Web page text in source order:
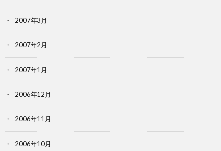
2007年3月
2007年2月
2007年1月
2006年12月
2006年11月
2006年10月